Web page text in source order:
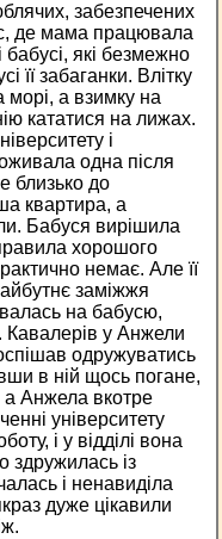
забезпечених
де мама працювала
які безмежно
її забаганки. Влітку
морі, а взимку на
кататися на лижах.
і
одна після
близько до
квартира, а
Бабуся вирішила
хорошого
немає. Але її
заміжжя
на бабусю,
Кавалерів у Анжели
одружуватись
в ній щось погане,
а Анжела вкотре
університету
і у відділі вона
здружилась із
і ненавиділа
дуже цікавили